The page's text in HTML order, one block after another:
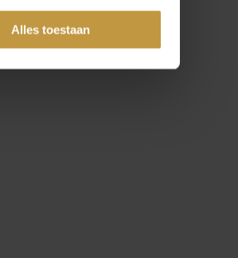
Alles toestaan